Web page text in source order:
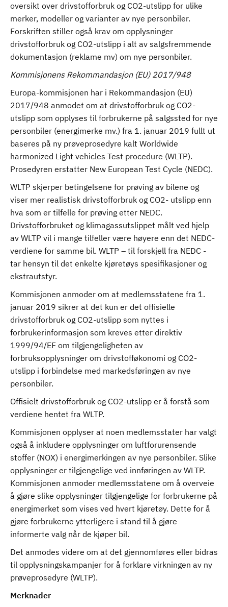
oversikt over drivstofforbruk og CO2-utslipp for ulike
merker, modeller og varianter av nye personbiler.
Forskriften stiller også krav om opplysninger
drivstofforbruk og CO2-utslipp i alt av salgsfremmende
dokumentasjon (reklame mv) om nye personbiler.
Kommisjonens Rekommandasjon (EU) 2017/948
Europa-kommisjonen har i Rekommandasjon (EU)
2017/948 anmodet om at drivstofforbruk og CO2-
utslipp som opplyses til forbrukerne på salgssted for nye
personbiler (energimerke mv.) fra 1. januar 2019 fullt ut
baseres på ny prøveprosedyre kalt Worldwide
harmonized Light vehicles Test procedure (WLTP).
Prosedyren erstatter New European Test Cycle (NEDC).
WLTP skjerper betingelsene for prøving av bilene og
viser mer realistisk drivstofforbruk og CO2- utslipp enn
hva som er tilfelle for prøving etter NEDC.
Drivstofforbruket og klimagassutslippet målt ved hjelp
av WLTP vil i mange tilfeller være høyere enn det NEDC-
verdiene for samme bil. WLTP – til forskjell fra NEDC -
tar hensyn til det enkelte kjøretøys spesifikasjoner og
ekstrautstyr.
Kommisjonen anmoder om at medlemsstatene fra 1.
januar 2019 sikrer at det kun er det offisielle
drivstofforbruk og CO2-utslipp som nyttes i
forbrukerinformasjon som kreves etter direktiv
1999/94/EF om tilgjengeligheten av
forbruksopplysninger om drivstofføkonomi og CO2-
utslipp i forbindelse med markedsføringen av nye
personbiler.
Offisielt drivstofforbruk og CO2-utslipp er å forstå som
verdiene hentet fra WLTP.
Kommisjonen opplyser at noen medlemsstater har valgt
også å inkludere opplysninger om luftforurensende
stoffer (NOX) i energimerkingen av nye personbiler. Slike
opplysninger er tilgjengelige ved innføringen av WLTP.
Kommisjonen anmoder medlemsstatene om å overveie
å gjøre slike opplysninger tilgjengelige for forbrukerne på
energimerket som vises ved hvert kjøretøy. Dette for å
gjøre forbrukerne ytterligere i stand til å gjøre
informerte valg når de kjøper bil.
Det anmodes videre om at det gjennomføres eller bidras
til opplysningskampanjer for å forklare virkningen av ny
prøveprosedyre (WLTP).
Merknader